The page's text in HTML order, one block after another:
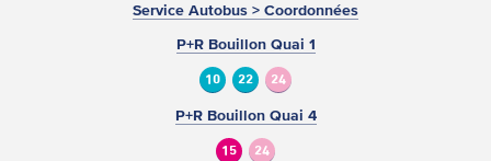
Service Autobus > Coordonnées
P+R Bouillon Quai 1
10 22 24
P+R Bouillon Quai 4
15 24